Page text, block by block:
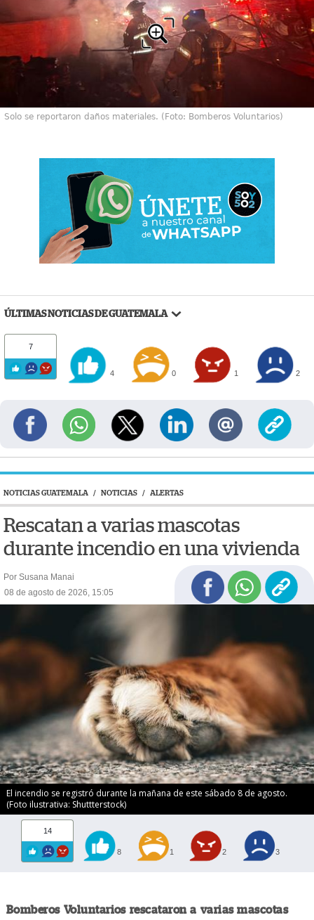
Solo se reportaron daños materiales. (Foto: Bomberos Voluntarios)
ÚLTIMAS NOTICIAS DE GUATEMALA
7
4 0 1 2
NOTICIAS GUATEMALA / NOTICIAS / ALERTAS
Rescatan a varias mascotas
durante incendio en una vivienda
Por Susana Manai
08 de agosto de 2026, 15:05
El incendio se registró durante la mañana de este sábado 8 de agosto.
(Foto ilustrativa: Shuttterstock)
14
8 1 2 3
Bomberos Voluntarios rescataron a varias mascotas